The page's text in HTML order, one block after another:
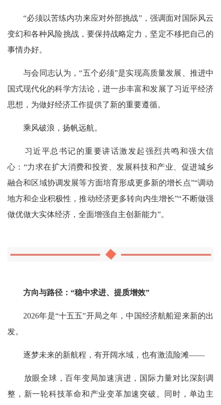
“必须以苦练内功来应对外部挑战”，强调面对国际风云
变幻和各种风险挑战，要保持战略定力，坚定不移把自己的
事情办好。
与会同志认为，“五个必须”是实现高质量发展、推进中
国式现代化的科学方法论，进一步丰富和发展了习近平经济
思想，为做好经济工作提供了新的重要遵循。
乘风破浪，扬帆远航。
习近平总书记的重要讲话激发起强烈共鸣和强大信
心：“力求在扩大消费和投资、发展科技和产业、促进城乡
融合和区域协调发展等方面培育形成更多新的增长点”“调动
地方和企业积极性，推动经济更多转向内生增长”“不断做强
做优做大实体经济，全面增强自主创新能力”。
方向与路径：“稳中求进、提质增效”
2026年是“十五五”开局之年，中国经济航船迎来新的出
发。
逐梦未来的新航程，有开阔水域，也有激流险滩——
放眼全球，百年变局加速演进，国际力量对比深刻调
整，新一轮科技革命和产业变革加速突破。同时，单边主